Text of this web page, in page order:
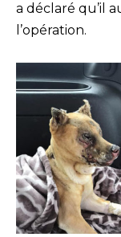
a déclaré qu’il
l’opération.